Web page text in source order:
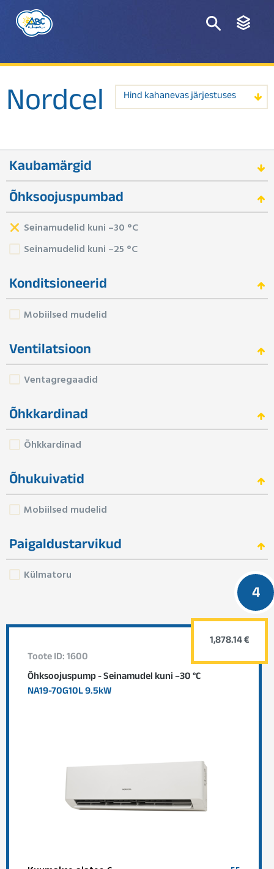
Nordcel Hind kahanevas järjestuses
Kaubamärgid
Õhksoojuspumbad
Seinamudelid kuni –30 °C
Seinamudelid kuni –25 °C
Konditsioneerid
Mobiilsed mudelid
Ventilatsioon
Ventagregaadid
Õhkkardinad
Õhkkardinad
Õhukuivatid
Mobiilsed mudelid
Paigaldustarvikud
Külmatoru
4
Toote ID: 1600
Õhksoojuspump - Seinamudel kuni –30 °C
NA19-70G10L 9.5kW
1,878.14 €